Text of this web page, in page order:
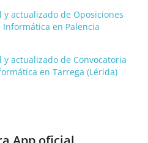
actualizado de Oposiciones
en Palencia
actualizado de Convocatoria
en Tarrega (Lérida)